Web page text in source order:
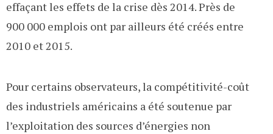
effaçant les effets de la crise dès 2014. Près de
900 000 emplois ont par ailleurs été créés entre
2010 et 2015.
Pour certains observateurs, la compétitivité-coût
des industriels américains a été soutenue par
l’exploitation des sources d’énergies non